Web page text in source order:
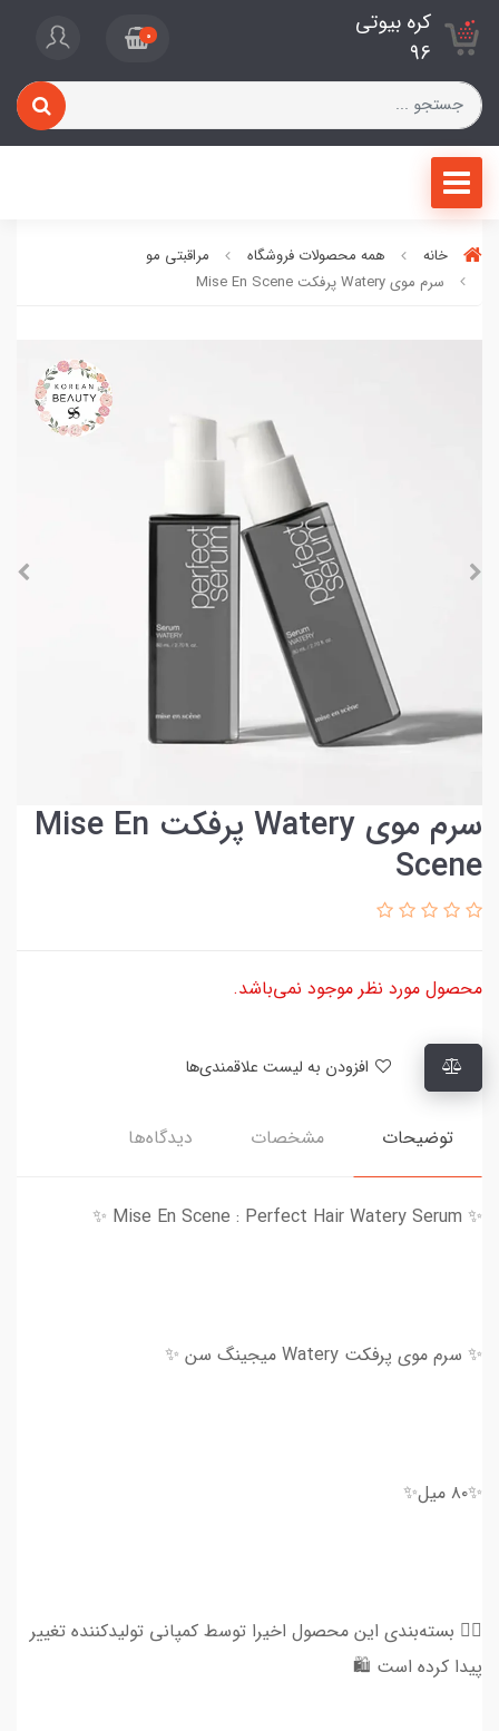
کره بیوتی
96
0
خانه همه محصولات فروشگاه
مراقبتی مو
سرم موی Watery پرفکت Mise En Scene
سرم موی Watery پرفکت Mise En
Scene
محصول مورد نظر موجود نمی‌باشد.
توضیحات مشخصات دیدگاه‌ها
✨ Mise En Scene : Perfect Hair Watery Serum ✨
✨ سرم موی پرفکت Watery میجینگ سن ✨
✨۸۰ میل✨
👈🏻 بسته‌بندی این محصول اخیرا توسط کمپانی تولید‌کننده تغییر
پیدا کرده است 🛍️